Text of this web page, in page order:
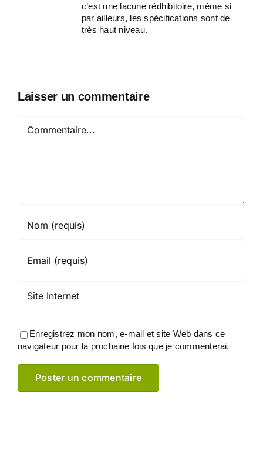
c’est une lacune rédhibitoire, même si
par ailleurs, les spécifications sont de
très haut niveau.
Laisser un commentaire
Enregistrez mon nom, e-mail et site Web dans ce
navigateur pour la prochaine fois que je commenterai.